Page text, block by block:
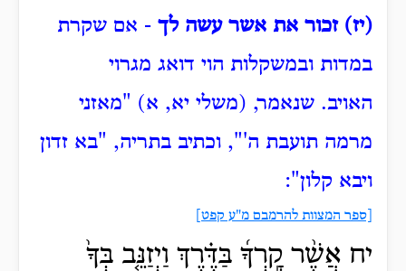
(יז) זכור את אשר עשה לך - אם שקרת
במדות ובמשקלות הוי דואג מגרוי
האויב. שנאמר, (משלי יא, א) "מאזני
מרמה תועבת ה'", וכתיב בתריה, "בא זדון
ויבא קלון":
[ספר המצוות להרמבם מ"ע קפט]
יח אֲשֶׁ֨ר קָֽרְךָ֜ בַּדֶּ֗רֶךְ וַיְזַנֵּ֤ב בְּךָ֙